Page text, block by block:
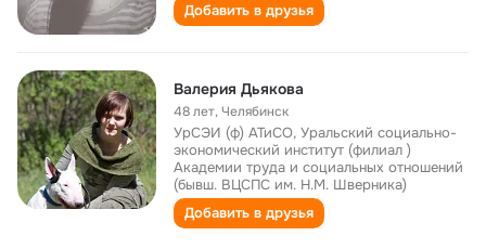
Добавить в друзья
Валерия Дьякова
48 лет,Челябинск
УрСЭИ (ф) АТиСО, Уральский социально-
экономический институт (филиал )
Академии труда и социальных отношений
(бывш. ВЦСПС им. Н.М. Шверника)
Добавить в друзья